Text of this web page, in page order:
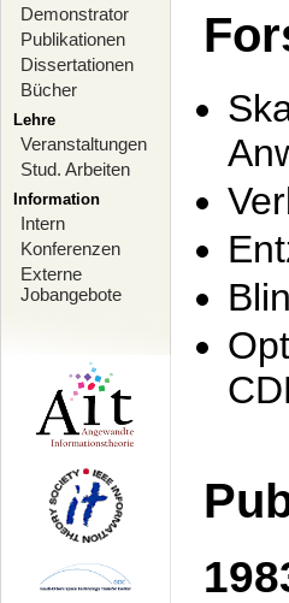
Demonstrator
Publikationen
Dissertationen
Bücher
Lehre
Veranstaltungen
Stud. Arbeiten
Information
Intern
Konferenzen
Externe
Jobangebote